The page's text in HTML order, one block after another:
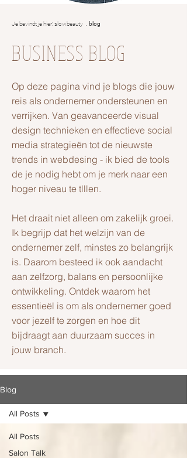
Je bevindt je hier: slowbeauty blog
BUSINESS BLOG
Op deze pagina vind je blogs die jouw
reis als ondernemer ondersteunen en
verrijken. Van geavanceerde visual
design technieken en effectieve social
media strategieën tot de nieuwste
trends in webdesing - ik bied de tools
de je nodig hebt om je merk naar een
hoger niveau te tlllen.
Het draait niet alleen om zakelijk groei.
Ik begrijp dat het welzijn van de
ondernemer zelf, minstes zo belangrijk
is. Daarom besteed ik ook aandacht
aan zelfzorg, balans en persoonlijke
ontwikkeling. Ontdek waarom het
essentieël is om als ondernemer goed
voor jezelf te zorgen en hoe dit
bijdraagt aan duurzaam succes in
jouw branch.
Blog
All Posts
Salon Talk
All Posts